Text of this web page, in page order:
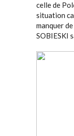
celle de
situation
manquer
SOBIESKI